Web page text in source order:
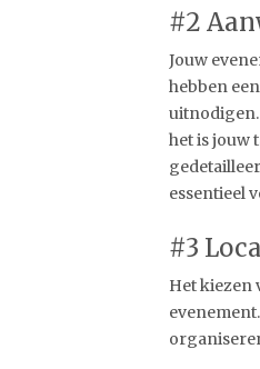
#2
Jouw
hebben
uitnodigen.
het is jouw
essentieel
#3
Het kiezen